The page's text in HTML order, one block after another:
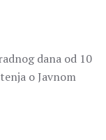
dana od 10
o Javnom